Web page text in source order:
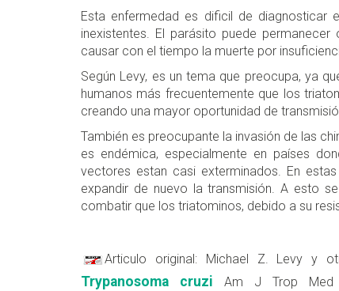
Esta enfermedad es dificil de diagnosticar
inexistentes. El parásito puede
causar con el tiempo la muerte por
Según Levy, es un tema que preocupa, ya
humanos más frecuentemente que los
creando una mayor oportunidad de
También es preocupante la invasión de las
es endémica, especialmente en países
vectores estan casi exterminados. En
expandir de nuevo la transmisión. A esto
combatir que los triatominos, debido a su
Articulo original: Michael Z. Levy y
Trypanosoma cruzi Am J Trop Med